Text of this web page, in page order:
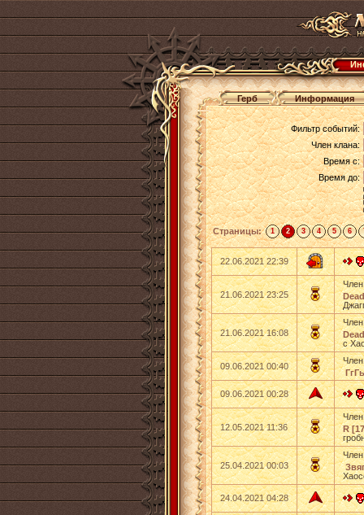
Герб Информация
Фильтр событий:
Член клана:
Время с:
Время до:
Страницы: 1 2 3 4 5 6
22.06.2021 22:39
21.06.2021 23:25
21.06.2021 16:08
с
09.06.2021 00:40
09.06.2021 00:28
12.05.2021 11:36
R
25.04.2021 00:03
24.04.2021 04:28